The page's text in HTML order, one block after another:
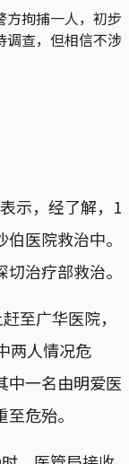
方拘捕一人，初步
调查，但相信不涉
示，经了解，1
医院救治中。
治疗部救治。
至广华医院，
两人情况危
中一名由明爱医
危殆。